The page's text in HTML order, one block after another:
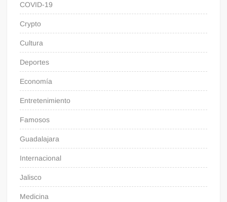
COVID-19
Crypto
Cultura
Deportes
Economía
Entretenimiento
Famosos
Guadalajara
Internacional
Jalisco
Medicina